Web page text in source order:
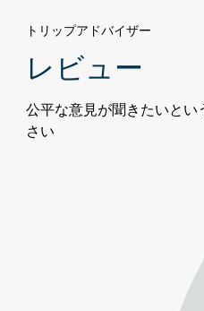
トリップアドバイザー
レビュー
公平な意見が聞きたいと
さい